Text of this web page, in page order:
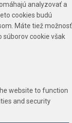
analyzovať a
cookies budú
Máte tiež možnosť
súborov cookie však
website to function
and security